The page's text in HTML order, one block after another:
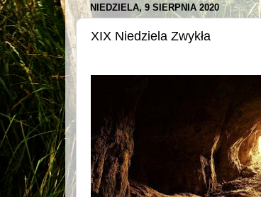
NIEDZIELA, 9 SIERPNIA 2020
XIX Niedziela Zwykła